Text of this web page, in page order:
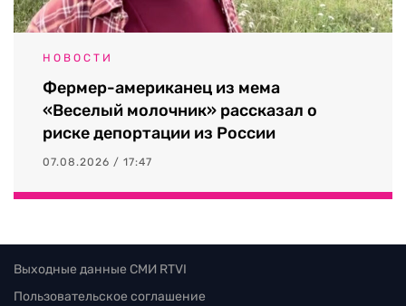
НОВОСТИ
Фермер-американец из мема
«Веселый молочник» рассказал о
риске депортации из России
07.08.2026 / 17:47
Выходные данные СМИ RTVI
Пользовательское соглашение